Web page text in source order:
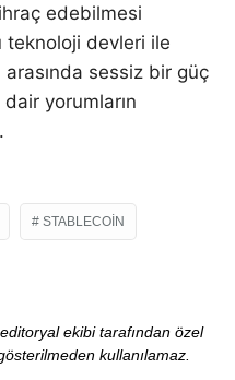
edebilmesi
teknoloji devleri ile
sessiz bir güç
yorumların
STABLECOIN
ekibi tarafından özel
kullanılamaz.